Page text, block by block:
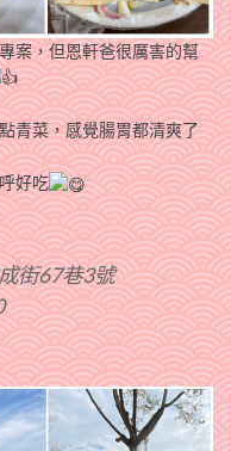
案，但恩軒爸很厲害的幫
青菜，感覺腸胃都清爽了
好吃
街67巷3號